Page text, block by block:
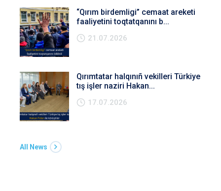
“Qırım birdemligi” cemaat areketi
faaliyetini toqtatqanını b...
21.07.2026
Qırımtatar halqınıñ vekilleri Türkiye
tış işler naziri Hakan...
17.07.2026
All News